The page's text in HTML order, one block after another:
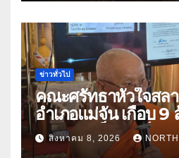
ข่าวทั่วไป
คณะศรัทธาหัวใจสล
อำเภอแม่จัน เกือบ 9
แก๊งคอลเซ็นเตอร์หล
ปีกว่า 66 บัญชี
สิงหาคม 8, 2026